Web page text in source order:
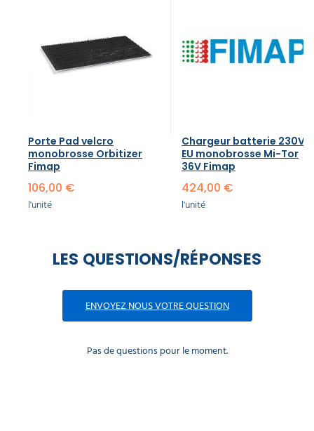
Porte Pad velcro
monobrosse Orbitizer
Fimap
106,00 €
l'unité
Chargeur batterie 230V
EU monobrosse Mi-Tor
36V Fimap
424,00 €
l'unité
LES QUESTIONS/RÉPONSES
ENVOYEZ NOUS VOTRE QUESTION
Pas de questions pour le moment.